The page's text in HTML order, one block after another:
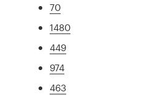
70
1480
449
974
463